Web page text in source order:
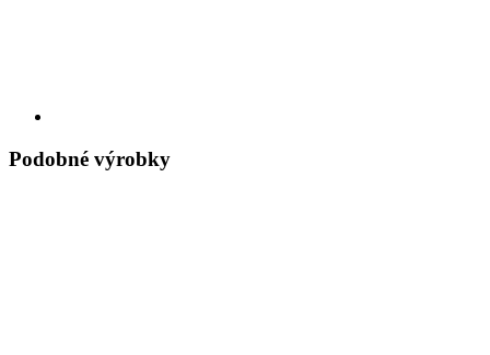
Podobné výrobky